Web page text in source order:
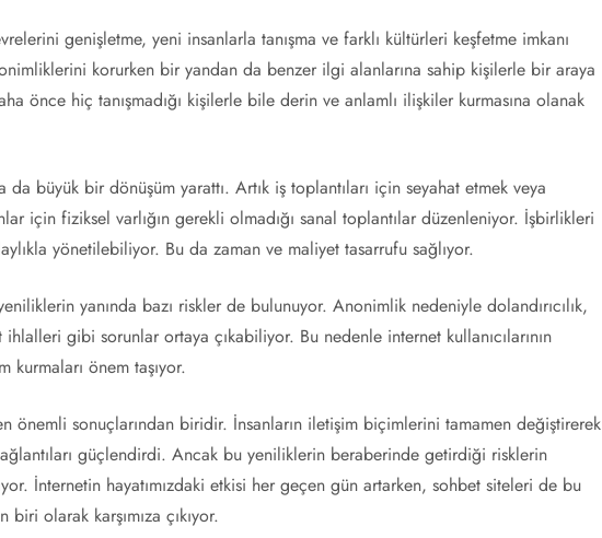
genişletme, yeni insanlarla tanışma ve farklı kültürleri keşfetme imkanı
korurken bir yandan da benzer ilgi alanlarına sahip kişilerle bir araya
önce hiç tanışmadığı kişilerle bile derin ve anlamlı ilişkiler kurmasına olanak
da büyük bir dönüşüm yarattı. Artık iş toplantıları için seyahat etmek veya
için fiziksel varlığın gerekli olmadığı sanal toplantılar düzenleniyor. İşbirlikleri
yönetilebiliyor. Bu da zaman ve maliyet tasarrufu sağlıyor.
yanında bazı riskler de bulunuyor. Anonimlik nedeniyle dolandırıcılık,
gibi sorunlar ortaya çıkabiliyor. Bu nedenle internet kullanıcılarının
önem taşıyor.
önemli sonuçlarından biridir. İnsanların iletişim biçimlerini tamamen değiştirerek
güçlendirdi. Ancak bu yeniliklerin beraberinde getirdiği risklerin
İnternetin hayatımızdaki etkisi her geçen gün artarken, sohbet siteleri de bu
olarak karşımıza çıkıyor.